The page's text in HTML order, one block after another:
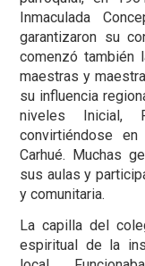
Inmaculada
garantizaron su
comenzó también
maestras y
su influencia
niveles Inicial,
convirtiéndose
Carhué. Muchas
sus aulas y
y comunitaria.
La capilla del
espiritual de la